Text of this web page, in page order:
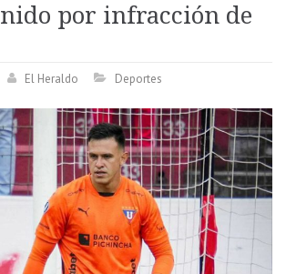
por infracción de
El Heraldo Deportes